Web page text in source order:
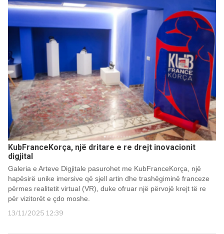
KubFranceKorça, një dritare e re drejt inovacionit
digjital
Galeria e Arteve Digjitale pasurohet me KubFranceKorça, një
hapësirë unike imersive që sjell artin dhe trashëgiminë franceze
përmes realitetit virtual (VR), duke ofruar një përvojë krejt të re
për vizitorët e çdo moshe.
13/11/2025 12:39